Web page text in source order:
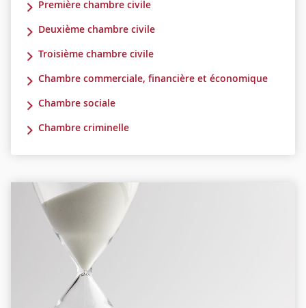
Première chambre civile
Deuxième chambre civile
Troisième chambre civile
Chambre commerciale, financière et économique
Chambre sociale
Chambre criminelle